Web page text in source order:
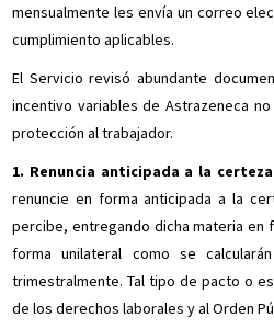
mensualmente les envía un correo
cumplimiento aplicables.
El Servicio revisó abundante
incentivo variables de Astrazeneca
protección al trabajador.
1. Renuncia anticipada a la
renuncie en forma anticipada a la
percibe, entregando dicha materia en
forma unilateral como se
trimestralmente. Tal tipo de pacto o
de los derechos laborales y al Orden